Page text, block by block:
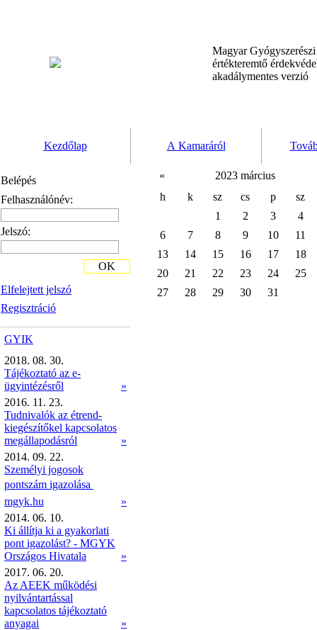
Magyar
értékteremtő
akadálymentes verzió
Kezdőlap A Kamaráról
Belépés
Felhasználónév:
Jelszó:
Elfelejtett jelszó
Regisztráció
OK
GYIK
2018. 08. 30.
Tájékoztató az e-
ügyintézésről
»
2016. 11. 23.
Tudnivalók az étrend-
kiegészítőkel kapcsolatos
megállapodásról
»
2014. 09. 22.
Személyi jogosok
pontszám igazolása 
mgyk.hu
»
2014. 06. 10.
Ki állítja ki a gyakorlati
pont igazolást? - MGYK
Országos Hivatala
»
2017. 06. 20.
Az AEEK működési
nyilvántartással
kapcsolatos tájékoztató
anyagai
»
«
2023 március
h
k sz cs p
sz
1
2 3
4
6
7 8 9 10
11
13
14 15 16 17
18
20
21 22 23 24
25
27
28 29 30 31